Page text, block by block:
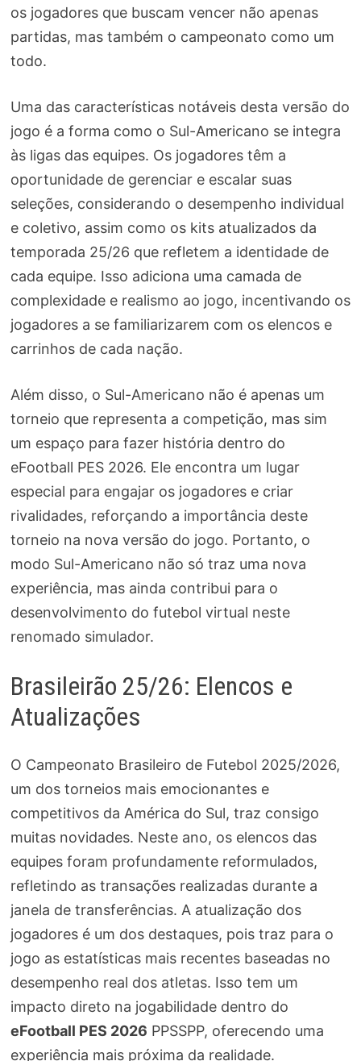
os jogadores que buscam vencer não apenas
partidas, mas também o campeonato como um
todo.
Uma das características notáveis desta versão do
jogo é a forma como o Sul-Americano se integra
às ligas das equipes. Os jogadores têm a
oportunidade de gerenciar e escalar suas
seleções, considerando o desempenho individual
e coletivo, assim como os kits atualizados da
temporada 25/26 que refletem a identidade de
cada equipe. Isso adiciona uma camada de
complexidade e realismo ao jogo, incentivando os
jogadores a se familiarizarem com os elencos e
carrinhos de cada nação.
Além disso, o Sul-Americano não é apenas um
torneio que representa a competição, mas sim
um espaço para fazer história dentro do
eFootball PES 2026. Ele encontra um lugar
especial para engajar os jogadores e criar
rivalidades, reforçando a importância deste
torneio na nova versão do jogo. Portanto, o
modo Sul-Americano não só traz uma nova
experiência, mas ainda contribui para o
desenvolvimento do futebol virtual neste
renomado simulador.
Brasileirão 25/26: Elencos e
Atualizações
O Campeonato Brasileiro de Futebol 2025/2026,
um dos torneios mais emocionantes e
competitivos da América do Sul, traz consigo
muitas novidades. Neste ano, os elencos das
equipes foram profundamente reformulados,
refletindo as transações realizadas durante a
janela de transferências. A atualização dos
jogadores é um dos destaques, pois traz para o
jogo as estatísticas mais recentes baseadas no
desempenho real dos atletas. Isso tem um
impacto direto na jogabilidade dentro do
eFootball PES 2026 PPSSPP, oferecendo uma
experiência mais próxima da realidade.